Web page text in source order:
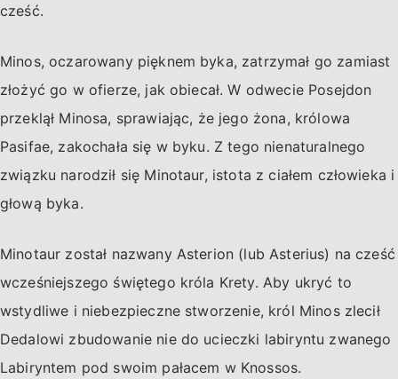
cześć.
Minos, oczarowany pięknem byka, zatrzymał go zamiast
złożyć go w ofierze, jak obiecał. W odwecie Posejdon
przeklął Minosa, sprawiając, że jego żona, królowa
Pasifae, zakochała się w byku. Z tego nienaturalnego
związku narodził się Minotaur, istota z ciałem człowieka i
głową byka.
Minotaur został nazwany Asterion (lub Asterius) na cześć
wcześniejszego świętego króla Krety. Aby ukryć to
wstydliwe i niebezpieczne stworzenie, król Minos zlecił
Dedalowi zbudowanie nie do ucieczki labiryntu zwanego
Labiryntem pod swoim pałacem w Knossos.